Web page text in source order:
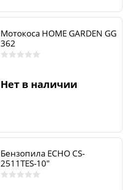
Мотокоса HOME GARDEN GG
362
Нет в наличии
Бензопила ECHO CS-
2511TES-10"